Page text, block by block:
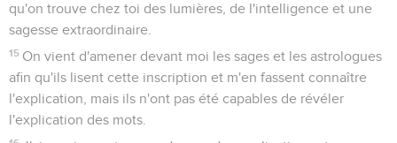
qu'on trouve chez toi des lumières, de l'intelligence et une
sagesse extraordinaire.
15 On vient d'amener devant moi les sages et les astrologues
afin qu'ils lisent cette inscription et m'en fassent connaître
l'explication, mais ils n'ont pas été capables de révéler
l'explication des mots.